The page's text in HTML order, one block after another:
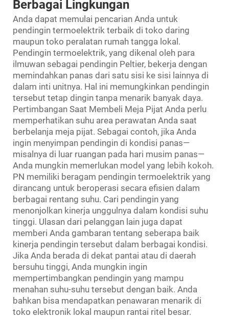
Berbagai Lingkungan
Anda dapat memulai pencarian Anda untuk
pendingin termoelektrik terbaik di toko daring
maupun toko peralatan rumah tangga lokal.
Pendingin termoelektrik, yang dikenal oleh para
ilmuwan sebagai pendingin Peltier, bekerja dengan
memindahkan panas dari satu sisi ke sisi lainnya di
dalam inti unitnya. Hal ini memungkinkan pendingin
tersebut tetap dingin tanpa menarik banyak daya.
Pertimbangan Saat Membeli Meja Pijat Anda perlu
memperhatikan suhu area perawatan Anda saat
berbelanja meja pijat. Sebagai contoh, jika Anda
ingin menyimpan pendingin di kondisi panas—
misalnya di luar ruangan pada hari musim panas—
Anda mungkin memerlukan model yang lebih kokoh.
PN memiliki beragam pendingin termoelektrik yang
dirancang untuk beroperasi secara efisien dalam
berbagai rentang suhu. Cari pendingin yang
menonjolkan kinerja unggulnya dalam kondisi suhu
tinggi. Ulasan dari pelanggan lain juga dapat
memberi Anda gambaran tentang seberapa baik
kinerja pendingin tersebut dalam berbagai kondisi.
Jika Anda berada di dekat pantai atau di daerah
bersuhu tinggi, Anda mungkin ingin
mempertimbangkan pendingin yang mampu
menahan suhu-suhu tersebut dengan baik. Anda
bahkan bisa mendapatkan penawaran menarik di
toko elektronik lokal maupun rantai ritel besar.